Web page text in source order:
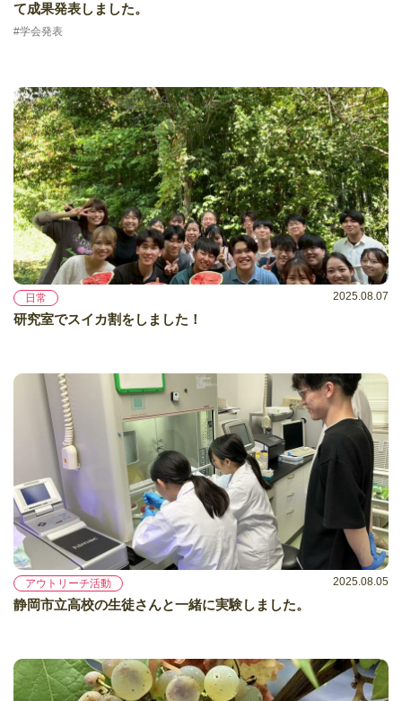
て成果発表しました。
#学会発表
日常 2025.08.07
研究室でスイカ割をしました！
アウトリーチ活動 2025.08.05
静岡市立高校の生徒さんと一緒に実験しました。